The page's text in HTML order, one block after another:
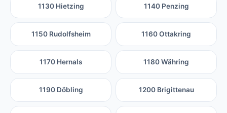
1130 Hietzing 1140 Penzing
1150 Rudolfsheim 1160 Ottakring
1170 Hernals 1180 Währing
1190 Döbling 1200 Brigittenau